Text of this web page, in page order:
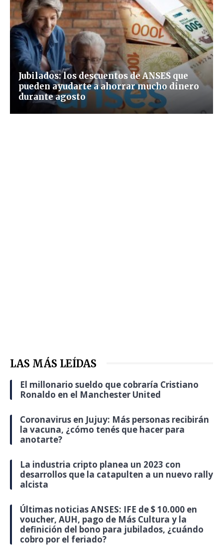
Jubilados: los descuentos de ANSES que
pueden ayudarte a ahorrar mucho dinero
durante agosto
LAS MÁS LEÍDAS
El millonario sueldo que cobraría Cristiano
Ronaldo en el Manchester United
Coronavirus en Jujuy: Más personas recibirán
la vacuna, ¿cómo tenés que hacer para
anotarte?
La industria cripto planea un 2023 con
desarrollos que la catapulten a un nuevo rally
alcista
Últimas noticias ANSES: IFE de $ 10.000 en
voucher, AUH, pago de Más Cultura y la
definición del bono para jubilados, ¿cuándo
cobro por el feriado?